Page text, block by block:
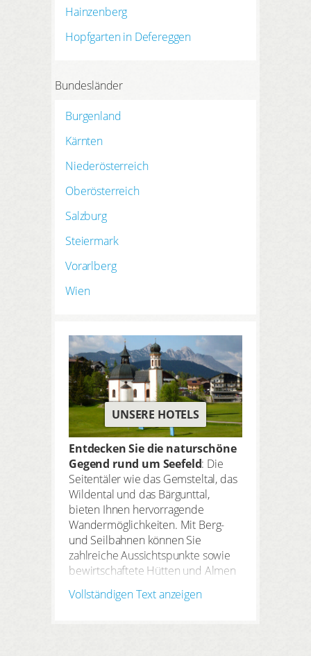
Hainzenberg
Hopfgarten in Defereggen
Bundesländer
Burgenland
Kärnten
Niederösterreich
Oberösterreich
Salzburg
Steiermark
Vorarlberg
Wien
UNSERE HOTELS
Entdecken Sie die naturschöne
Gegend rund um Seefeld: Die
Seitentäler wie das Gemsteltal, das
Wildental und das Bärgunttal,
bieten Ihnen hervorragende
Wandermöglichkeiten. Mit Berg-
und Seilbahnen können Sie
zahlreiche Aussichtspunkte sowie
bewirtschaftete Hütten und Almen
erreichen. Im Winter bietet das
Kleinwalsertal alles, was das
Vollständigen Text anzeigen